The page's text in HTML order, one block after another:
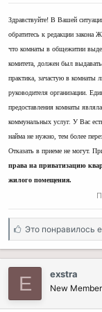
Здравствуйте! В Вашей
обратитесь к редакции
что комнаты в общежитии
комитета, должен был
практика, зачастую в комнаты
руководителя организации.
предоставления комнаты
коммунальных услуг. У Вас
найма не нужно, тем более
Отказать в приеме не могут.
права на приватизацию
жилого помещения.
С
и
п
а
и
Это понравилось
E exstra
New Member